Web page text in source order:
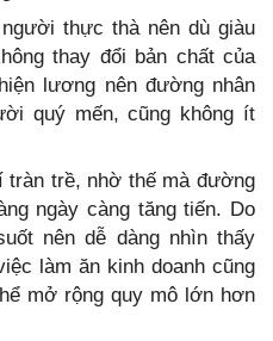
thực thà nên dù giàu
thay đổi bản chất của
lương nên đường nhân
quý mến, cũng không ít
tràn trề, nhờ thế mà đường
ngày càng tăng tiến. Do
nên dễ dàng nhìn thấy
làm ăn kinh doanh cũng
mở rộng quy mô lớn hơn